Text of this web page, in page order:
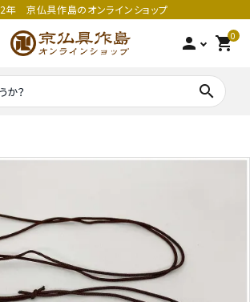
年 京仏具作島のオンラインショップ
person 0
shopping_cart
search